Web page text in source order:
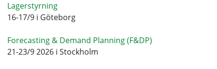
Lagerstyrning
16-17/9 i Göteborg
Forecasting & Demand Planning (F&DP)
21-23/9 2026 i Stockholm